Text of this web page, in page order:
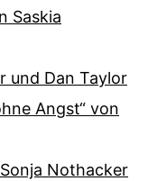
Saskia
und Dan Taylor
Angst“ von
Nothacker